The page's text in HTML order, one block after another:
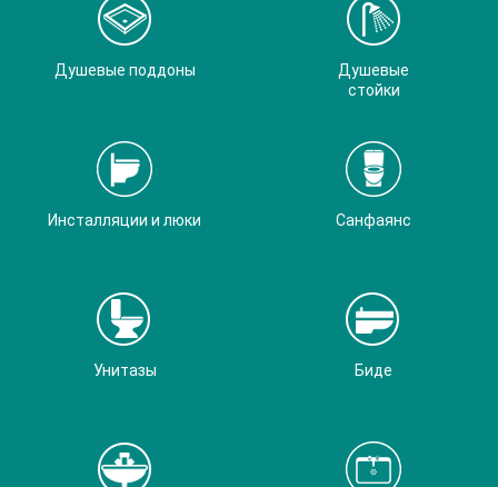
Душевые поддоны
Душевые
стойки
Инсталляции и люки Санфаянс
Унитазы Биде